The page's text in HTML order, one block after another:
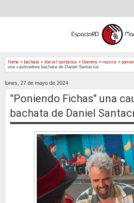
Home » bachata » daniel santacruz » Grammy » musica »
una cautivadora bachata de Daniel Santacruz
lunes, 27 de mayo de 2024
"Poniendo Fichas" una
bachata de Daniel